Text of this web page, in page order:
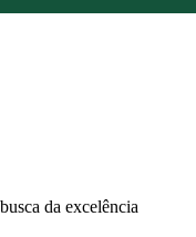
da excelência